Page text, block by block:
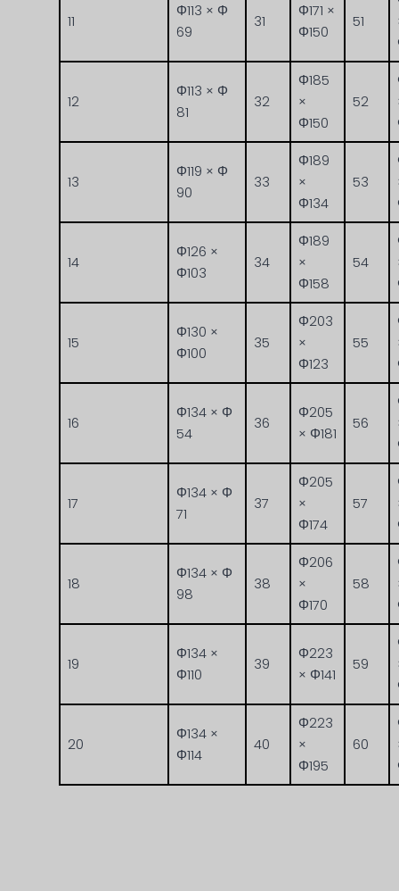
11
Φ113 × Φ
69
31
Φ171 ×
Φ150
51
12
Φ113 × Φ
81
32
Φ185
×
Φ150
52
13
Φ119 × Φ
90
33
Φ189
×
Φ134
53
14
Φ126 ×
Φ103
34
Φ189
×
Φ158
54
15
Φ130 ×
Φ100
35
Φ203
×
Φ123
55
16
Φ134 × Φ
54
36
Φ205
× Φ181
56
17
Φ134 × Φ
71
37
Φ205
×
Φ174
57
18
Φ134 × Φ
98
38
Φ206
×
Φ170
58
19
Φ134 ×
Φ110
39
Φ223
× Φ141
59
20
Φ134 ×
Φ114
40
Φ223
×
Φ195
60